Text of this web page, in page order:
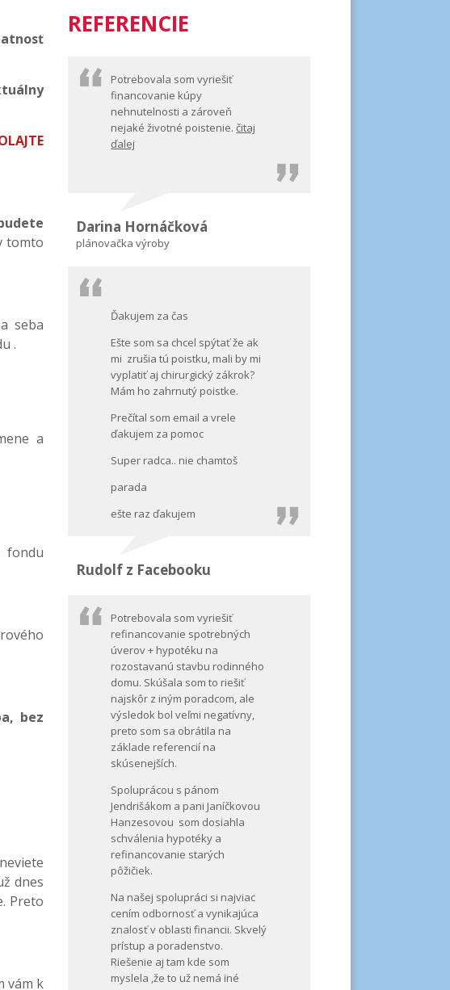
tomto
seba
.
a
fondu
bez
dnes
Preto
vám k
REFERENCIE
Potrebovala som vyriešiť
financovanie kúpy
nehnutelnosti a zároveň
nejaké životné poistenie.čitaj
ďalej
Darina Hornáčková
plánovačka výroby
Ďakujem za čas
Ešte som sa chcel spýtať že ak
mi zrušia tú poistku, mali by mi
vyplatiť aj chirurgický zákrok?
Mám ho zahrnutý poistke.
Prečítal som email a vrele
ďakujem za pomoc
Super radca.. nie chamtoš
parada
ešte raz ďakujem
Rudolf z Facebooku
Potrebovala som vyriešiť
refinancovanie spotrebných
úverov + hypotéku na
rozostavanú stavbu rodinného
domu. Skúšala som to riešiť
najskôr z iným poradcom, ale
výsledok bol veľmi negatívny,
preto som sa obrátila na
základe referencií na
skúsenejších.
Spoluprácou s pánom
Jendrišákom a pani Janíčkovou
Hanzesovou som dosiahla
schválenia hypotéky a
refinancovanie starých
pôžičiek.
Na našej spolupráci si najviac
cením odbornosť a vynikajúca
znalosť v oblasti financii. Skvelý
prístup a poradenstvo.
Riešenie aj tam kde som
myslela ,že to už nemá iné